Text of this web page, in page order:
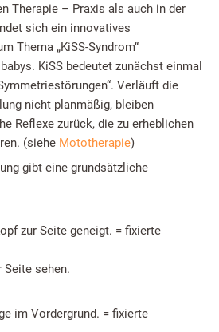
Therapie – Praxis als auch in der
sich ein innovatives
Thema „KiSS-Syndrom“
KiSS bedeutet zunächst einmal
Verläuft die
nicht planmäßig, bleiben
Reflexe zurück, die zu erheblichen
(siehe Mototherapie)
gibt eine grundsätzliche
zur Seite geneigt. = fixierte
Seite sehen.
im Vordergrund. = fixierte